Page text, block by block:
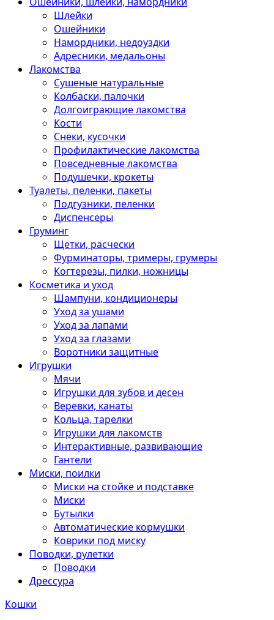
Шлейки
Ошейники
Намордники, недоуздки
Адресники, медальоны
Лакомства
Сушеные натуральные
Колбаски, палочки
Долгоиграющие лакомства
Кости
Снеки, кусочки
Профилактические лакомства
Повседневные лакомства
Подушечки, крокеты
Туалеты, пеленки, пакеты
Подгузники, пеленки
Диспенсеры
Груминг
Щетки, расчески
Фурминаторы, тримеры, грумеры
Когтерезы, пилки, ножницы
Косметика и уход
Шампуни, кондиционеры
Уход за ушами
Уход за лапами
Уход за глазами
Воротники защитные
Игрушки
Мячи
Игрушки для зубов и десен
Веревки, канаты
Кольца, тарелки
Игрушки для лакомств
Интерактивные, развивающие
Гантели
Миски, поилки
Миски на стойке и подставке
Миски
Бутылки
Автоматические кормушки
Коврики под миску
Поводки, рулетки
Поводки
Дрессура
Кошки